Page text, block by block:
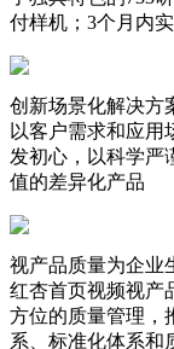
付样机；3个月内实
创新场景化解决方
以客户需求和应用
发初心，以科学
值的差异化产品
视产品质量为企业
红杏首页视频视产品
方位的质量管理
系、标准化体系和